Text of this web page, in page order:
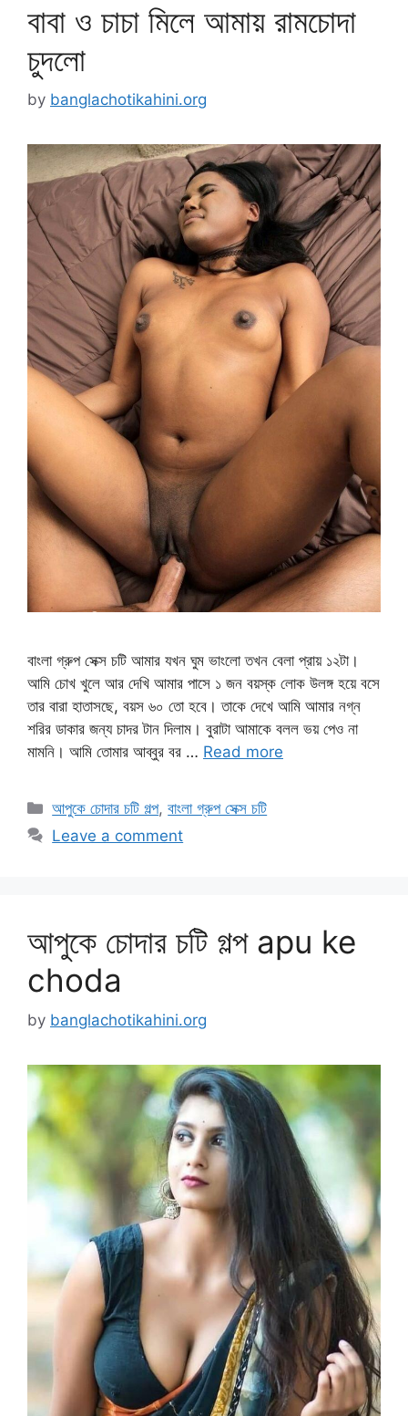
বাবা ও চাচা মিলে আমায় রামচোদা
চুদলো
by banglachotikahini.org
বাংলা গ্রুপ সেক্স চটি আমার যখন ঘুম ভাংলো তখন বেলা প্রায় ১২টা।
আমি চোখ খুলে আর দেখি আমার পাসে ১ জন বয়স্ক লোক উলঙ্গ হয়ে বসে
তার বারা হাতাসছে, বয়স ৬০ তো হবে। তাকে দেখে আমি আমার নগ্ন
শরির ডাকার জন্য চাদর টান দিলাম। বুরাটা আমাকে বলল ভয় পেও না
মামনি। আমি তোমার আব্বুর বর … Read more
Categories
আপুকে চোদার চটি গল্প,বাংলা গ্রুপ সেক্স চটি
Leave a comment
আপুকে চোদার চটি গল্প apu ke
choda
by banglachotikahini.org